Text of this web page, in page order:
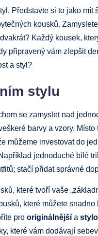
Představte si to jako mít
kousků.
Každý kousek,
připravený vám zlepšit
a styl?
stylu
se zamyslet nad
barvy a vzory. Místo
můžeme investovat do
jednoduché bílé
stačí přidat správné
které tvoří vaše
které můžete
pro originálnější a
které vám dodávají